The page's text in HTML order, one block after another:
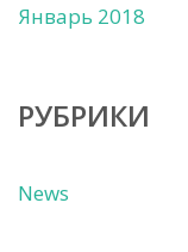
Январь 2018
РУБРИКИ
News